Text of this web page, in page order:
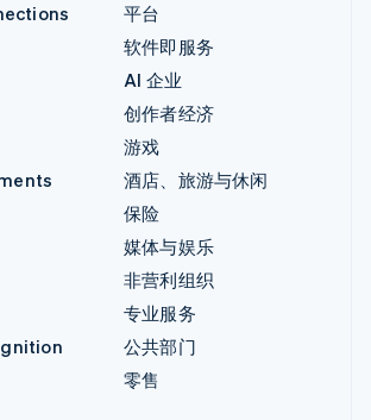
平台
软件即服务
AI 企业
创作者经济
游戏
酒店、旅游与休闲
保险
媒体与娱乐
非营利组织
专业服务
公共部门
零售